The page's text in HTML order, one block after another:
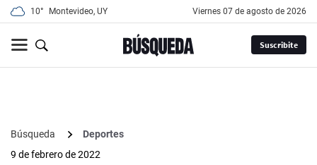
10° Montevideo, UY viernes 07 de agosto de 2026
Suscribite
Búsqueda
Deportes
9 de febrero de 2022